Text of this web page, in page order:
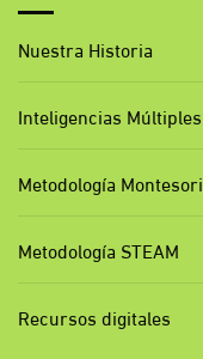
Nuestra Historia
Inteligencias Múltiples
Metodología Montesori
Metodología STEAM
Recursos digitales